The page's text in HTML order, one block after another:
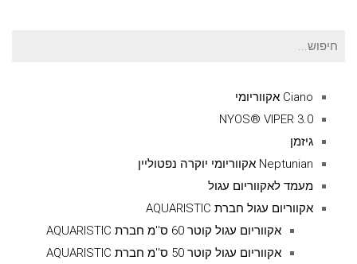
חיפוש
Ciano אקווריומי
NYOS® VIPER 3.0
גיזמן
Neptunian אקווריומי יוקרה נפטוליין
מעמד לאקווריום עגול
אקווריום עגול חברת AQUARISTIC
אקווריום עגול קוטר 60 ס''מ חברת AQUARISTIC
אקווריום עגול קוטר 50 ס''מ חברת AQUARISTIC